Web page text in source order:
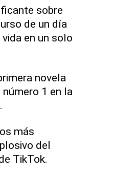
sobre
de un día
en un solo
novela
1 en la
más
del
TikTok.